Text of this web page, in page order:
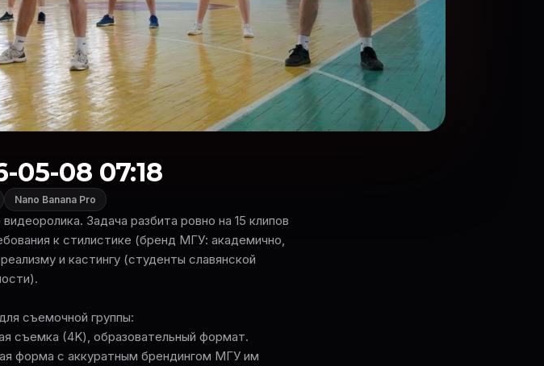
05-08 07:18
Nano Banana Pro
Задача разбита ровно на 15 клипов
к стилистике (бренд МГУ: академично,
и кастингу (студенты славянской
съемочной группы:
съемка (4K), образовательный формат.
форма с аккуратным брендингом МГУ им